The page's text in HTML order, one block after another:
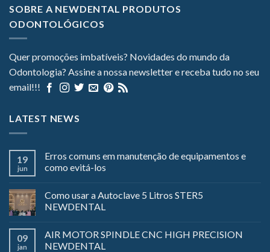
SOBRE A NEWDENTAL PRODUTOS
ODONTOLÓGICOS
Quer promoções imbatíveis? Novidades do mundo da
Odontologia? Assine a nossa newsletter e receba tudo no seu
email!!!
LATEST NEWS
19
jun
Erros comuns em manutenção de equipamentos e
como evitá-los
Como usar a Autoclave 5 Litros STER5
NEWDENTAL
09
jan
AIR MOTOR SPINDLE CNC HIGH PRECISION
NEWDENTAL